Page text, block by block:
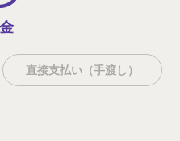
直接支払い（手渡し）